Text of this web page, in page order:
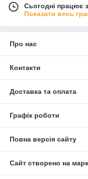
Сьогодні працює
Показати весь
Про нас
Контакти
Доставка та оплата
Графік роботи
Повна версія сайту
Сайт створено на